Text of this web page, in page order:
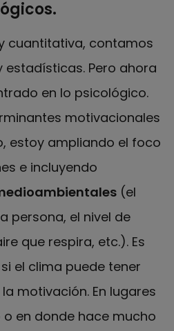
cuantitativa, contamos
Pero ahora
en lo psicológico.
motivacionales
estoy ampliando el foco
e incluyendo
(el
persona, el nivel de
que respira, etc.). Es
el clima puede tener
motivación. En lugares
en donde hace mucho